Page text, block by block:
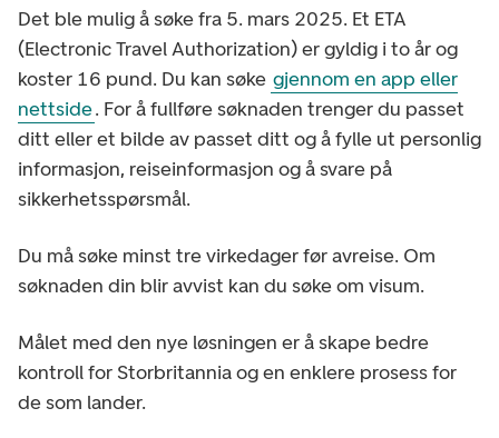
Det ble mulig å søke fra 5. mars 2025. Et ETA
(Electronic Travel Authorization) er gyldig i to år og
koster 16 pund. Du kan søke gjennom en app eller
nettside. For å fullføre søknaden trenger du passet
ditt eller et bilde av passet ditt og å fylle ut personlig
informasjon, reiseinformasjon og å svare på
sikkerhetsspørsmål.
Du må søke minst tre virkedager før avreise. Om
søknaden din blir avvist kan du søke om visum.
Målet med den nye løsningen er å skape bedre
kontroll for Storbritannia og en enklere prosess for
de som lander.